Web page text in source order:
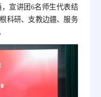
宣讲团6名师生代表结
科研、支教边疆、服务